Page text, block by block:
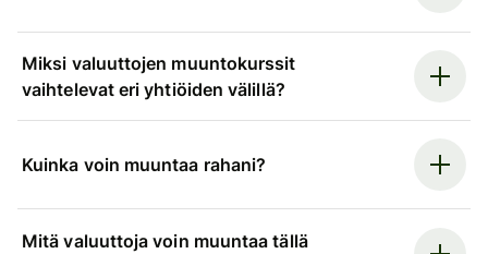
Miksi valuuttojen muuntokurssit
vaihtelevat eri yhtiöiden välillä?
Kuinka voin muuntaa rahani?
Mitä valuuttoja voin muuntaa tällä